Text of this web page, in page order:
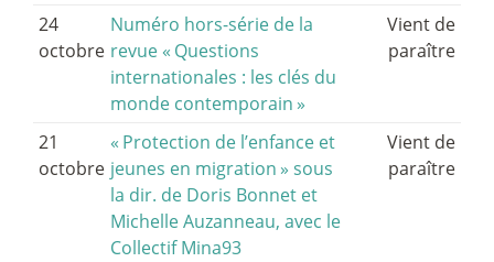
24
octobre
Numéro hors-série de la
revue « Questions
internationales : les clés du
monde contemporain »
Vient de
paraître
21
octobre
« Protection de l’enfance et
jeunes en migration » sous
la dir. de Doris Bonnet et
Michelle Auzanneau, avec le
Collectif Mina93
Vient de
paraître